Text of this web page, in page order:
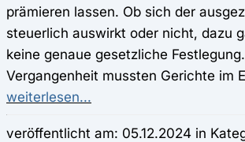
prämieren lassen. Ob sich der
steuerlich auswirkt oder nicht, dazu
keine genaue gesetzliche
Vergangenheit mussten Gerichte im
weiterlesen...
veröffentlicht am: 05.12.2024 in